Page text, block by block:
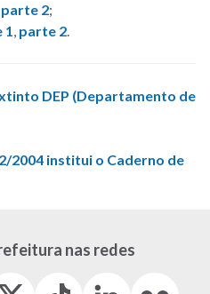
parte 2;
1, parte 2.
DEP (Departamento de
2004 institui o Caderno de
nas redes
Tiktok
LinkedIn